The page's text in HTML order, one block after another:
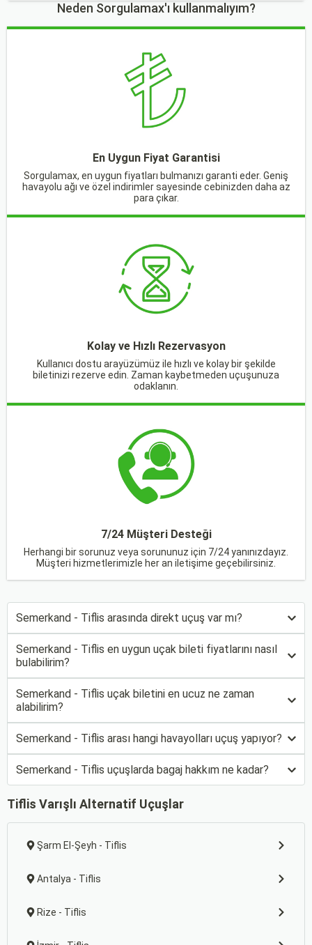
Neden Sorgulamax'ı kullanmalıyım?
En Uygun Fiyat Garantisi
Sorgulamax, en uygun fiyatları bulmanızı garanti eder. Geniş
havayolu ağı ve özel indirimler sayesinde cebinizden daha az
para çıkar.
Kolay ve Hızlı Rezervasyon
Kullanıcı dostu arayüzümüz ile hızlı ve kolay bir şekilde
biletinizi rezerve edin. Zaman kaybetmeden uçuşunuza
odaklanın.
7/24 Müşteri Desteği
Herhangi bir sorunuz veya sorununuz için 7/24 yanınızdayız.
Müşteri hizmetlerimizle her an iletişime geçebilirsiniz.
Semerkand - Tiflis arasında direkt uçuş var mı?
Semerkand - Tiflis en uygun uçak bileti fiyatlarını nasıl
bulabilirim?
Semerkand - Tiflis uçak biletini en ucuz ne zaman
alabilirim?
Semerkand - Tiflis arası hangi havayolları uçuş yapıyor?
Semerkand - Tiflis uçuşlarda bagaj hakkım ne kadar?
Tiflis Varışlı Alternatif Uçuşlar
Şarm El-Şeyh - Tiflis
Antalya - Tiflis
Rize - Tiflis